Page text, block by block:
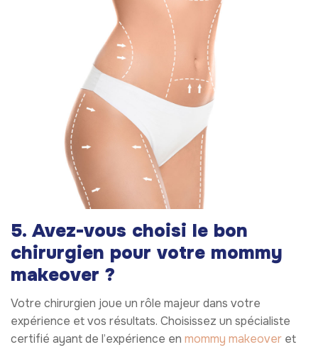
5. Avez-vous choisi le bon
chirurgien pour votre mommy
makeover ?
Votre chirurgien joue un rôle majeur dans votre
expérience et vos résultats. Choisissez un spécialiste
certifié ayant de l’expérience en mommy makeover et